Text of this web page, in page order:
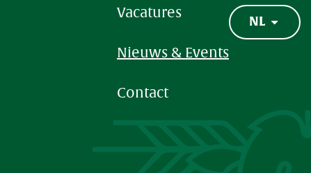
Vacatures
Nieuws & Events
Contact
NL